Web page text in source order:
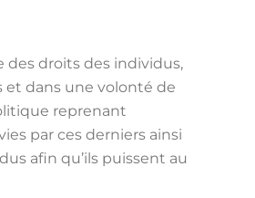
des droits des individus,
dans une volonté de
reprenant
par ces derniers ainsi
afin qu’ils puissent au